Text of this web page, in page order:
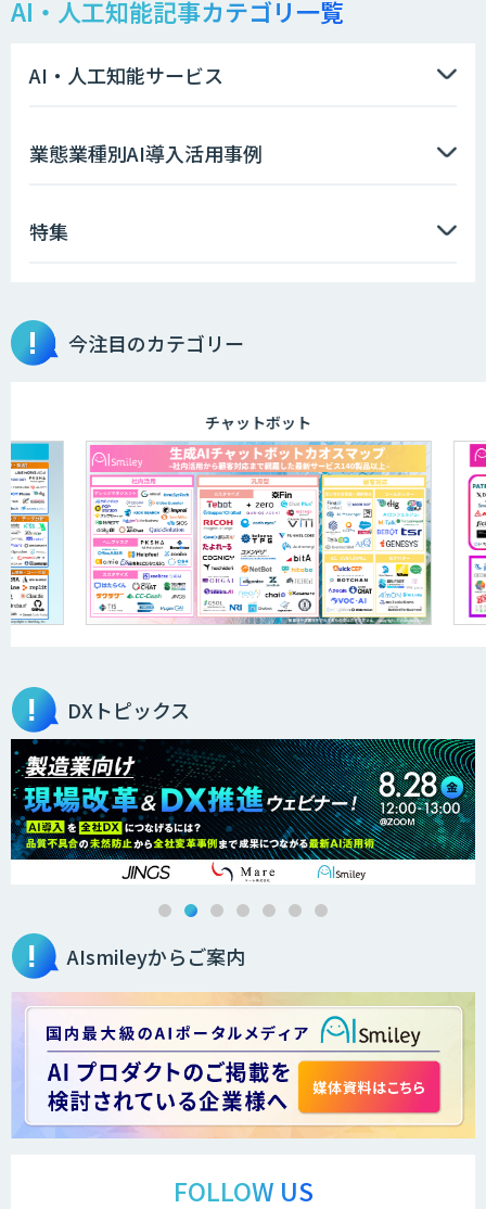
AI・人工知能記事カテゴリ一覧
AI・人工知能サービス
業態業種別AI導入活用事例
特集
今注目のカテゴリー
チャットボット
DXトピックス
AIsmileyからご案内
FOLLOW US